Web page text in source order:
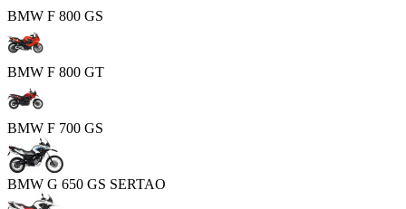
BMW F 800 GS
BMW F 800 GT
BMW F 700 GS
BMW G 650 GS SERTAO